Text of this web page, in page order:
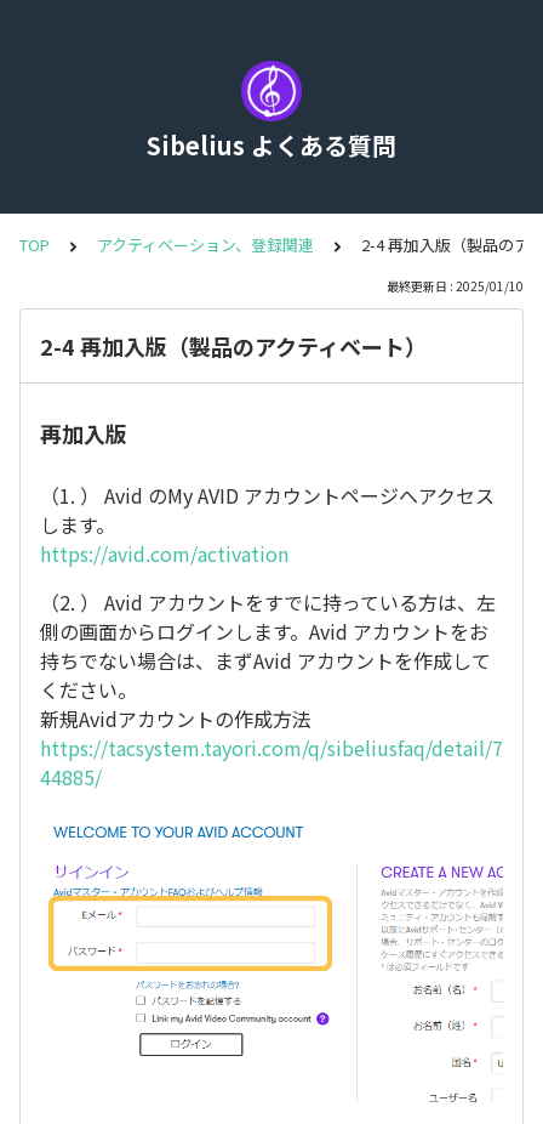
Sibelius よくある質問
TOP アクティベーション、登録関連 2-4 再加入版（製品のア
最終更新日 : 2025/01/10
2-4 再加入版（製品のアクティベート）
再加入版
（1. ） Avid のMy AVID アカウントページへアクセス
します。
https://avid.com/activation
（2. ） Avid アカウントをすでに持っている方は、左
側の画面からログインします。Avid アカウントをお
持ちでない場合は、まずAvid アカウントを作成して
ください。
新規Avidアカウントの作成方法
https://tacsystem.tayori.com/q/sibeliusfaq/detail/7
44885/